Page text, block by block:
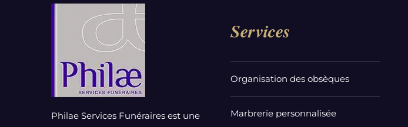
Philae Services Funéraires est une
Services
Organisation des obsèques
Marbrerie personnalisée